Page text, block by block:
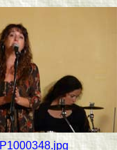
P1000348.jpg